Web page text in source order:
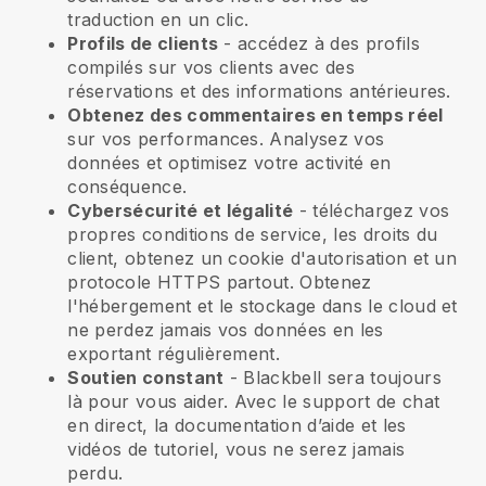
traduction en un clic.
Profils de clients - accédez à des profils
compilés sur vos clients avec des
réservations et des informations antérieures.
Obtenez des commentaires en temps réel
sur vos performances. Analysez vos
données et optimisez votre activité en
conséquence.
Cybersécurité et légalité - téléchargez vos
propres conditions de service, les droits du
client, obtenez un cookie d'autorisation et un
protocole HTTPS partout. Obtenez
l'hébergement et le stockage dans le cloud et
ne perdez jamais vos données en les
exportant régulièrement.
Soutien constant - Blackbell sera toujours
là pour vous aider. Avec le support de chat
en direct, la documentation d’aide et les
vidéos de tutoriel, vous ne serez jamais
perdu.